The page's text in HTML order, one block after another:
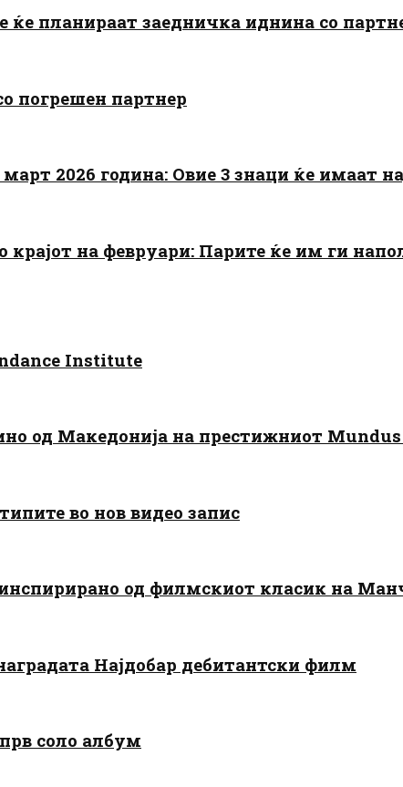
ќе планираат заедничка иднина со
погрешен партнер
2026 година: Овие 3 знаци ќе имаат
крајот на февруари: Парите ќе им ги
Institute
од Македонија на престижниот
во нов видео запис
од филмскиот класик на
Најдобар дебитантски филм
соло албум